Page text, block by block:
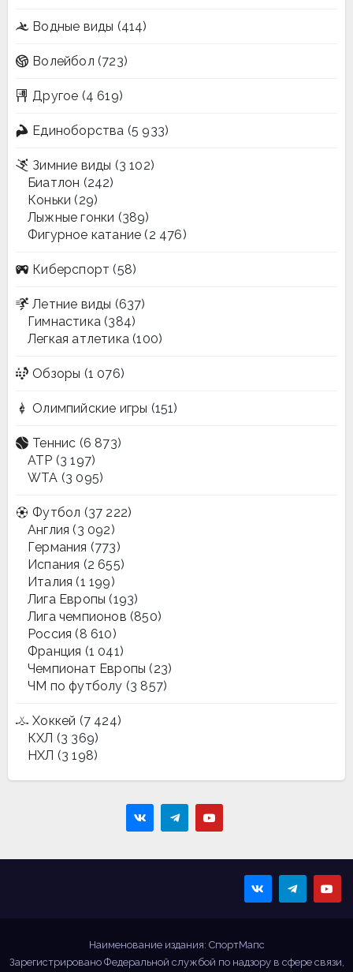
Водные виды (414)
Волейбол (723)
Другое (4 619)
Единоборства (5 933)
Зимние виды (3 102)
Биатлон (242)
Коньки (29)
Лыжные гонки (389)
Фигурное катание (2 476)
Киберспорт (58)
Летние виды (637)
Гимнастика (384)
Легкая атлетика (100)
Обзоры (1 076)
Олимпийские игры (151)
Теннис (6 873)
ATP (3 197)
WTA (3 095)
Футбол (37 222)
Англия (3 092)
Германия (773)
Испания (2 655)
Италия (1 199)
Лига Европы (193)
Лига чемпионов (850)
Россия (8 610)
Франция (1 041)
Чемпионат Европы (23)
ЧМ по футболу (3 857)
Хоккей (7 424)
КХЛ (3 369)
НХЛ (3 198)
Наименование издания: СпортМапс
Зарегистрировано Федеральной службой по надзору в сфере связи,